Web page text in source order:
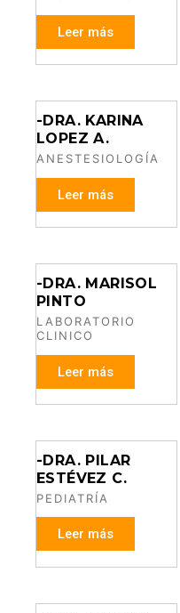
Leer más
-DRA. KARINA
LOPEZ A.
ANESTESIOLOGÍA
Leer más
-DRA. MARISOL
PINTO
LABORATORIO
CLINICO
Leer más
-DRA. PILAR
ESTÉVEZ C.
PEDIATRÍA
Leer más